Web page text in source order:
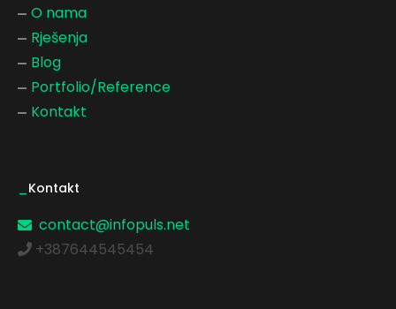
O nama
Rješenja
Blog
Portfolio/Reference
Kontakt
Kontakt
contact@infopuls.net
+387644545454